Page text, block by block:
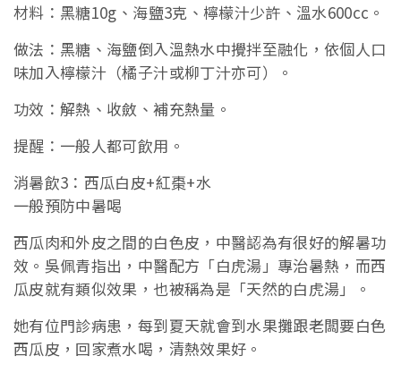
材料：黑糖10g、海鹽3克、檸檬汁少許、溫水600cc。
做法：黑糖、海鹽倒入溫熱水中攪拌至融化，依個人口
味加入檸檬汁（橘子汁或柳丁汁亦可）。
功效：解熱、收斂、補充熱量。
提醒：一般人都可飲用。
消暑飲3：西瓜白皮+紅棗+水
一般預防中暑喝
西瓜肉和外皮之間的白色皮，中醫認為有很好的解暑功
效。吳佩青指出，中醫配方「白虎湯」專治暑熱，而西
瓜皮就有類似效果，也被稱為是「天然的白虎湯」。
她有位門診病患，每到夏天就會到水果攤跟老闆要白色
西瓜皮，回家煮水喝，清熱效果好。